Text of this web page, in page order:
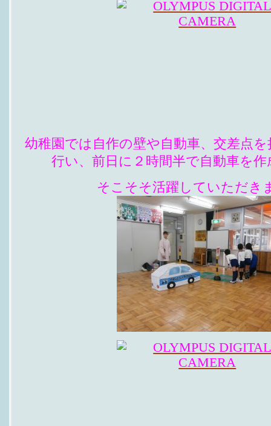
幼稚園では自作の壁や自動車、交差点
行い、前日に２時間半で自動車を
そこそそ活躍していただき